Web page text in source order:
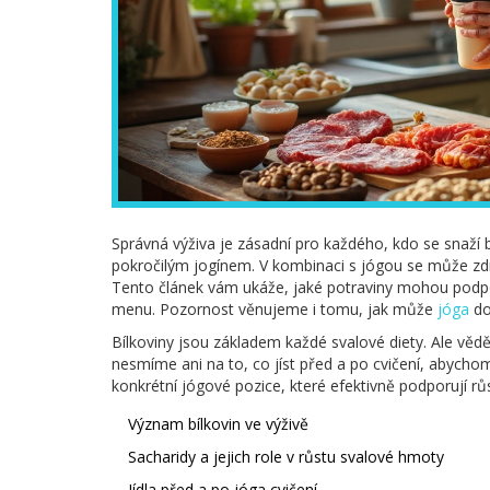
Správná výživa je zásadní pro každého, kdo se
pokročilým jogínem. V kombinaci s jógou se může
Tento článek vám ukáže, jaké potraviny mohou
menu. Pozornost věnujeme i tomu, jak může jóga
Bílkoviny jsou základem každé svalové diety. Ale
nesmíme ani na to, co jíst před a po cvičení,
konkrétní jógové pozice, které efektivně podporují
Význam bílkovin ve výživě
Sacharidy a jejich role v růstu svalové hmoty